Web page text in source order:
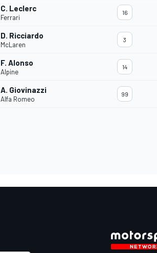
C. Leclerc
Ferrari
16
D. Ricciardo
McLaren
3
F. Alonso
Alpine
14
A. Giovinazzi
Alfa Romeo
99